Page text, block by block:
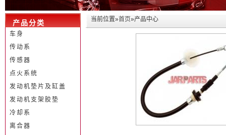
当前位置»首页»产品中心
产品分类
车身
传动系
传感器
点火系统
发动机垫片及缸盖
发动机支架胶垫
冷却系
离合器